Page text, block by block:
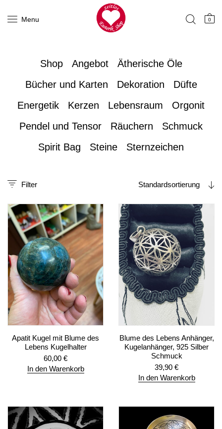
Menu 0
Filter
Shop Angebot
Ätherische Öle
Bücher und Karten
Dekoration
Düfte
Energetik
Kerzen Lebensraum
Orgonit
Pendel und Tensor
Räuchern
Schmuck
Spirit Bag
Steine Sternzeichen
Standardsortierung
Apatit Kugel mit Blume des
Lebens Kugelhalter
60,00 €
In den Warenkorb
Blume des Lebens Anhänger,
Kugelanhänger, 925 Silber
Schmuck
39,90 €
In den Warenkorb